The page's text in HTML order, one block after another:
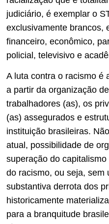
judiciário, é exemplar o
exclusivamente brancos,
financeiro, econômico,
policial, televisivo e
A luta contra o racismo é
a partir da organização
trabalhadores (as), os
(as) assegurados e
instituição brasileiras.
atual, possibilidade de
superação do
do racismo, ou seja, sem
substantiva derrota dos
historicamente
para a branquitude